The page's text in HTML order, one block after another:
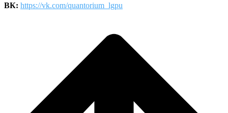
ВК: https://vk.com/quantorium_lgpu